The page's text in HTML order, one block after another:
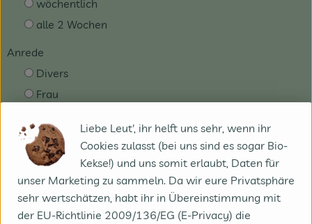
wöchentlich
alle 2 Wochen
Anrede
Divers
Frau
Vorname *
Nachname *
Liebe Leut', ihr helft uns sehr, wenn ihr
Cookies zulasst (bei uns sind es sogar Bio-
Kekse!) und uns somit erlaubt, Daten für
unser Marketing zu sammeln. Da wir eure Privatsphäre
sehr wertschätzen, habt ihr in Übereinstimmung mit
der EU-Richtlinie 2009/136/EG (E-Privacy) die